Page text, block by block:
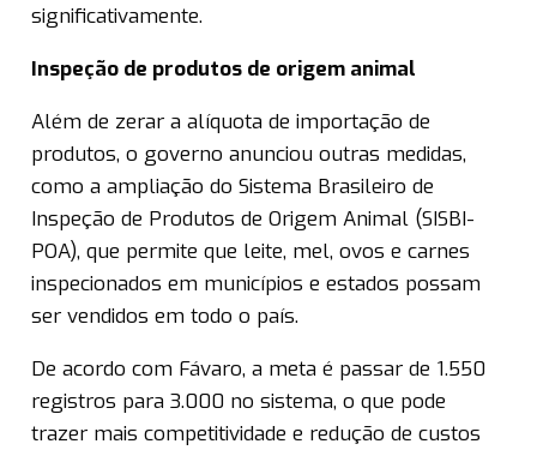
significativamente.
Inspeção de produtos de origem animal
Além de zerar a alíquota de importação de
produtos, o governo anunciou outras medidas,
como a ampliação do Sistema Brasileiro de
Inspeção de Produtos de Origem Animal (SISBI-
POA), que permite que leite, mel, ovos e carnes
inspecionados em municípios e estados possam
ser vendidos em todo o país.
De acordo com Fávaro, a meta é passar de 1.550
registros para 3.000 no sistema, o que pode
trazer mais competitividade e redução de custos